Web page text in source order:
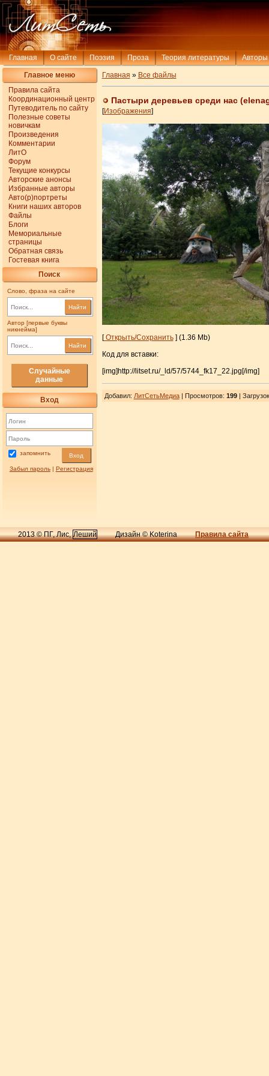
Главная О сайте Поэзия Проза Теория литературы Авторы
Главное меню
Правила сайта
Координационный центр
Путеводитель по сайту
Полезные советы
новичкам
Произведения
Комментарии
ЛитО
Форум
Текущие конкурсы
Авторские анонсы
Избранные авторы
Авто(р)портреты
Книги наших авторов
Файлы
Блоги
Мемориальные
страницы
Обратная связь
Гостевая книга
Поиск
Слово, фраза на сайте
Найти
Автор [первые буквы
никнейма]
Найти
Случайные
данные
Вход
запомнить Вход
Забыл пароль| Регистрация
Главная » Все файлы
Пастыри деревьев среди нас
[Изображения]
[Открыть/Сохранить] (1.36 Mb)
Код для вставки:
[img]http://litset.ru/_ld/57/5744_fk17_22.jpg[/img]
Добавил: ЛитСетьМедиа| Просмотров: 199| Загрузок
2013 © ПГ, Лис,Леший Дизайн © Koterina Правила сайта